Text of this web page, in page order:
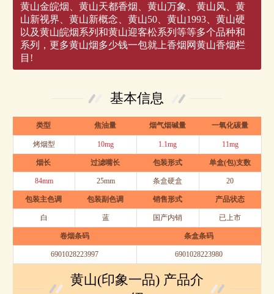
黄山金皖烟、黄山天都香烟、黄山万象、黄山风、黄
山新视界、黄山新概念、黄山50、黄山1993、黄山硬
以及黄山皖烟系列和黄山迎客松系列等等多个品种和
系列，更多黄山烟多少钱一包就上香烟网黄山香烟栏
目!
基本信息
类型 焦油量 烟气烟碱量 一氧化碳量
烤烟型 10mg 1.1mg 11mg
烟长 过滤嘴长 包装形式 单盒(包)支数
84mm 25mm 条盒硬盒 20
包装主色调 包装副色调 销售形式 产品状态
白 蓝 国产内销 已上市
卷烟条码 条盒条码
6901028223997 6901028223980
黄山(印象一品) 产品介